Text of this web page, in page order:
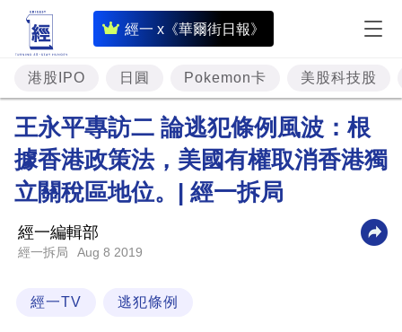
經一 x《華爾街日報》
即
時
財
經
專
題
投
樓
理
港股IPO 日圓 Pokemon卡 美股科技股
王永平專訪二 論逃犯條例風波：根
據香港政策法，美國有權取消香港獨
立關稅區地位。| 經一拆局
經一編輯部
經一拆局 Aug 8 2019
經一TV 逃犯條例